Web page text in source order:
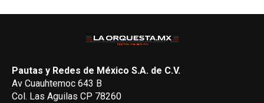
Pautas y Redes de México S.A. de C.V.
Av Cuauhtemoc 643 B
Col. Las Aguilas CP 78260